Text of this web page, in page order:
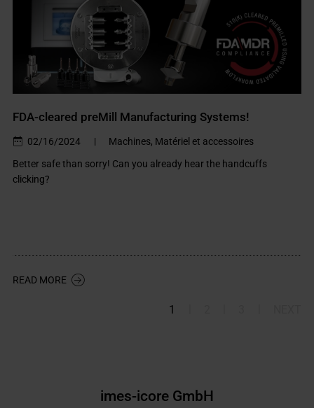
FDA-cleared preMill Manufacturing Systems!
02/16/2024 |
Machines, Matériel et accessoires
Better safe than sorry! Can you already hear the handcuffs
clicking?
READ MORE
1
imes-icore GmbH